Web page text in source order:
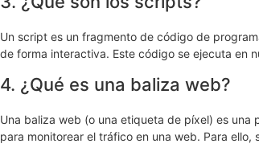
Un script es un fragmento de código de
de forma interactiva. Este código se ejecuta en
4. ¿Qué es una baliza web?
Una baliza web (o una etiqueta de píxel) es
para monitorear el tráfico en una web. Para